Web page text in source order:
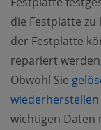
die Festplatte
der Festplatte
repariert
Obwohl Sie
wiederherstellen
wichtigen Daten